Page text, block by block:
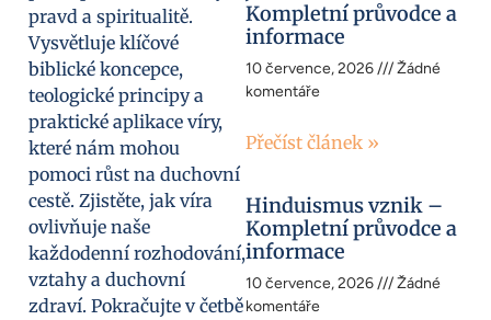
pravd a spiritualitě.
Vysvětluje klíčové
biblické koncepce,
teologické principy a
praktické aplikace víry,
které nám mohou
pomoci růst na duchovní
cestě. Zjistěte, jak víra
ovlivňuje naše
každodenní rozhodování,
vztahy a duchovní
zdraví. Pokračujte v četbě
Kompletní průvodce a
informace
10 července, 2026
Žádné
komentáře
Přečíst článek »
Hinduismus vznik –
Kompletní průvodce a
informace
10 července, 2026
Žádné
komentáře